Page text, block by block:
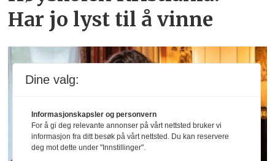
Har jo lyst til å vinne
Dine valg:
Informasjonskapsler og personvern
For å gi deg relevante annonser på vårt nettsted bruker vi
informasjon fra ditt besøk på vårt nettsted. Du kan reservere
deg mot dette under "Innstillinger".